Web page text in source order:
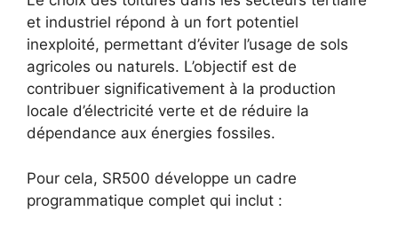
et industriel répond à un fort potentiel
inexploité, permettant d’éviter l’usage de sols
agricoles ou naturels. L’objectif est de
contribuer significativement à la production
locale d’électricité verte et de réduire la
dépendance aux énergies fossiles.
Pour cela, SR500 développe un cadre
programmatique complet qui inclut :